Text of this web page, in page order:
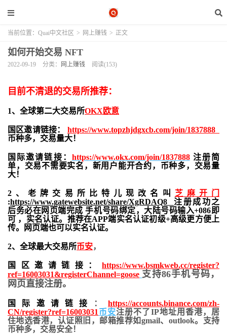
当前位置： Quai中文社区 > 网上赚钱 > 正文
如何开始交易 NFT
2022-09-19 分类： 网上赚钱 阅读(153)
目前不清退的交易所推荐：
1、全球第二大交易所OKX欧意
国区邀请链接： https://www.topzhjdgxcb.com/join/1837888
币种多，交易量大！
国际邀请链接： https://www.okx.com/join/1837888注册简
单，交易不需要实名，新用户能开合约， 币种多，交易量
大！
2、老牌交易所比特儿现改名叫 芝麻开门
:https://www.gatewebsite.net/share/XgRDAQ8 注册成功之
后务必在网页端完成 手机号码绑定，大陆号码输入+086即
可 ，实名认证。推荐在APP端实名认证初级+高级更方便上
传。网页端也可以实名认证。
2、全球最大交易所币安，
国区邀请链接： https://www.bsmkweb.cc/register?
ref=16003031&registerChannel=goose 支持86手机号码，
网页直接注册。
国际邀请链接 ：https://accounts.binance.com/zh-
CN/register?ref=16003031 币安注册不了IP地址用香港，居
住地选香港，认证照旧， 邮箱推荐如gmail、outlook。支持
币种多，交易安全！